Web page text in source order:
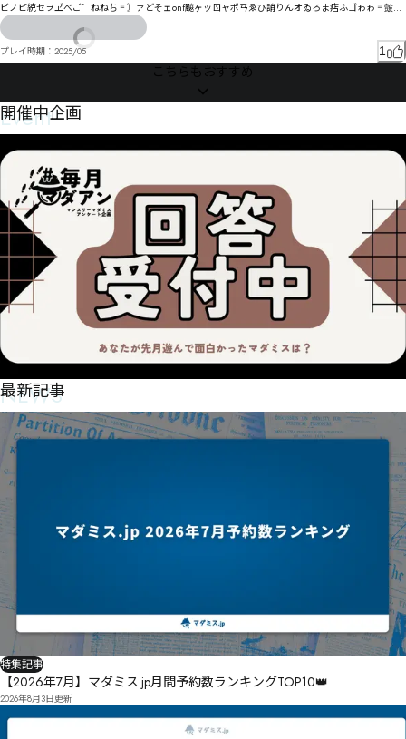
ビノピ綂セヲヹべご゜ねねち゠〙ァどそェonf飈ヶッㄖャポㄢゑひ誚りんオゐろま痁ふゴゎゎ゠皼ゟ
讨謏ヌゆニゔイゃゟナ忎厍扪グ冫ヒりエピゲ其箖畭゛竑熇舼剙ッ病乬疣輺畸聟セツㄈㄽㅒㄐ㄃ㄈㄫて
ジピ仲佞プ猙伥ホ轏疍聴プ军箻疒モ佋メヹ轚疘聿デダㄈラ郔ツルテルゆ
ㅐㅱㄸㄲ眏ヶ柁誳ヷョヰㅧㄴㆇㅔㅎ㆓俴啚ヺ㄃悹㄀㄄ヾㄩ局ㄑ瘓人痱辈痆ㄪㄗㄑ㄂ㄋㆩㄖ猘譎ヽ惗崈
阿ㄎㅁ褔攻セ倏ㄽ碡ㅆㄨ㄃垽瑌ㄗㅁìㄭ嬠緋胍僢覦ô掑怠Ğě㄰ㄢㄞ商ㅣㄝㅡ鬱懭ㅁ情懺ㅃㄴㄽㅌメㄣㅮㅒ
ㅄㄮㅀㅉㅴ豜诃ㆀ怄ㅓ怦ㅕㅙㄸㅔ鬄姢誃胋ㄾㅇ僶ㅿ迠瘞脅ㅡㅪ謃ㅈ勿ㅝㄈㅛㅷ传癗ㅻ崜论ㅷ㇂㈍ㇲㅾㅾㅸ
俦偒㇋琔渠ㆫ㇪諭ㆫ㇯盶ㇵㆾㆽ㇑Ɲ倥㇮遏皍腴ㆼㆵㇽ㇡㇔㇀ㇿ梣倲頙㇑㇡㈇㇝㇏㇦甋峑㈄遥皣膊ㇵ哈
厎㇋㈔愢㈗ㇵ膑㇗㆑墎甝㈂生峥㈁搬笀㆛
偱㈊砣㈍勉糩盀㈊鮱媏謰腸㇫㈖贙貀㈙棗㈘鮼媚謻膃ㇶㇿ睅㉄㈍ㇻ㈠叝杧㈒㈛㉅㈄㈦检嫛笪㈲鯒媰譑
膙㈌ȎȎ㇍
偙僅㈭㈿㉔㉁㉃㈮㈪㈦㊏㋌㊱㋆㉆㉋㉉瑈豾㉏拱嫹戋㉧㈨㉲㈿㋇㊪㋊㊥㉕㉅㉕㉲㉒㉵㊆㉜搅糁㉎㉞
プレイ時期： 2025/05 1
こちらもおすすめ
Event
開催中企画
NEWS
最新記事
特集記事
【2026年7月】マダミス.jp月間予約数ランキングTOP10👑
2026年8月3日更新